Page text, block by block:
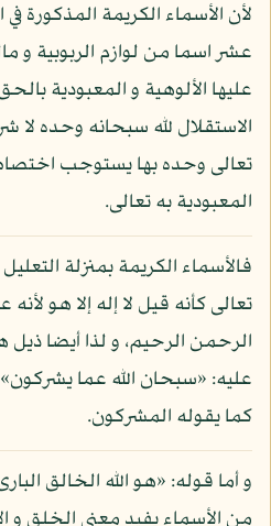
لأن الأسماء الكريمة المذكورة
عشر اسما من لوازم الربوبية و
عليها الألوهية و المعبودية
الاستقلال لله سبحانه وحده لا
تعالى وحده بها يستوجب
المعبودية به تعالى.
فالأسماء الكريمة بمنزلة
تعالى كأنه قيل لا إله إلا هو
الرحمن الرحيم، و لذا أيضا ذيل
عليه: «سبحان الله عما
كما يقوله المشركون.
و أما قوله: «هو الله الخالق
من الأسماء يفيد معنى الخلق